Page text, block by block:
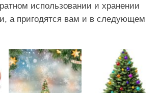
использовании и хранении
а пригодятся вам и в следующем